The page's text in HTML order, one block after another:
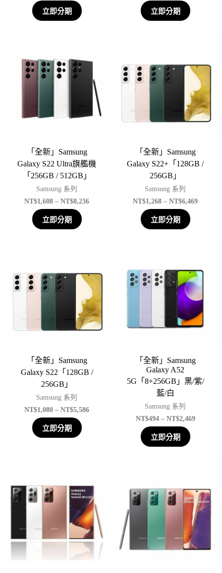
立即分期 立即分期
「全新」Samsung
Galaxy S22 Ultra旗艦機
「256GB / 512GB」
Samsung 系列
NT$1,608 – NT$8,236
立即分期
「全新」Samsung
Galaxy S22+「128GB /
256GB」
Samsung 系列
NT$1,268 – NT$6,469
立即分期
「全新」Samsung
Galaxy S22「128GB /
256GB」
Samsung 系列
NT$1,080 – NT$5,586
立即分期
「全新」Samsung
Galaxy A52
5G「8+256GB」黑/紫/
藍/白
Samsung 系列
NT$494 – NT$2,469
立即分期